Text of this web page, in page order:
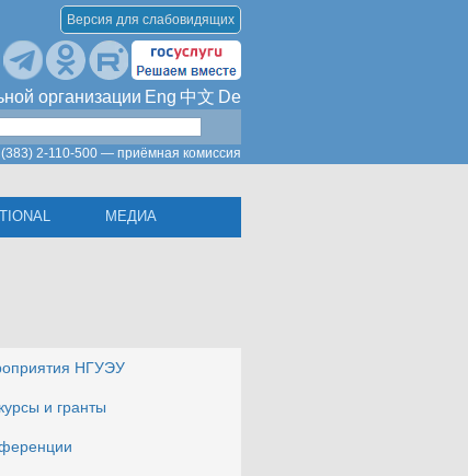
Версия для слабовидящих
организации Eng 中文 De
2-110-500 — приёмная комиссия
МЕДИА
НГУЭУ
и гранты